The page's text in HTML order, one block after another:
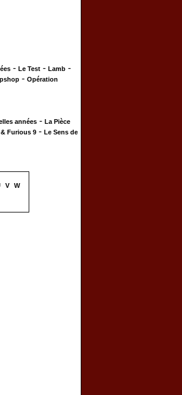
- Le Test - Lamb -
- Opération
années - La Pièce
Furious 9 - Le Sens de
V
W